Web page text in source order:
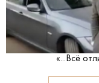
«...Всё